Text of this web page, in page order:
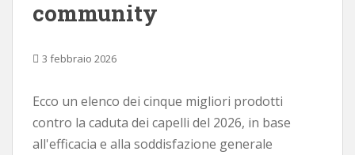
community
3 febbraio 2026
Ecco un elenco dei cinque migliori prodotti
contro la caduta dei capelli del 2026, in base
all'efficacia e alla soddisfazione generale